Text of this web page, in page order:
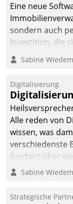
Eine neue
sondern auch
Investition, die
nachhaltige
dieses Ziel
Sabine
Digitalisierung
Alle reden von
wissen, was
verschiedenste
fundiert über
klären. Ein
Einsparungen
Sabine
Strategische